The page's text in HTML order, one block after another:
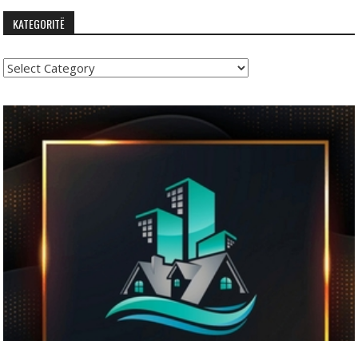
KATEGORITË
Kategoritë